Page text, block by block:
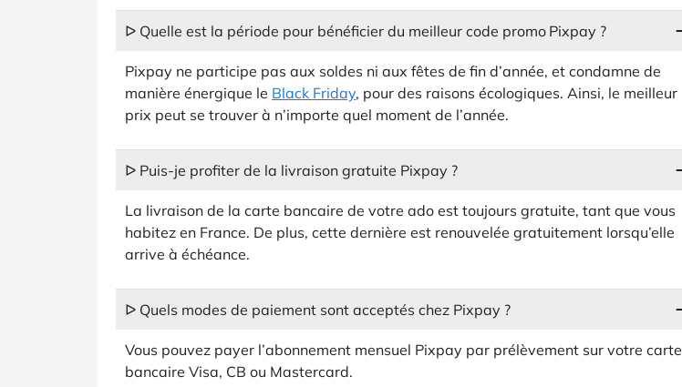
ᐅ Quelle est la période pour bénéficier du meilleur code promo Pixpay ?
Pixpay ne participe pas aux soldes ni aux fêtes de fin d’année, et condamne de
manière énergique le Black Friday, pour des raisons écologiques. Ainsi, le meilleur
prix peut se trouver à n’importe quel moment de l’année.
ᐅ Puis-je profiter de la livraison gratuite Pixpay ?
La livraison de la carte bancaire de votre ado est toujours gratuite, tant que vous
habitez en France. De plus, cette dernière est renouvelée gratuitement lorsqu’elle
arrive à échéance.
ᐅ Quels modes de paiement sont acceptés chez Pixpay ?
Vous pouvez payer l’abonnement mensuel Pixpay par prélèvement sur votre carte
bancaire Visa, CB ou Mastercard.